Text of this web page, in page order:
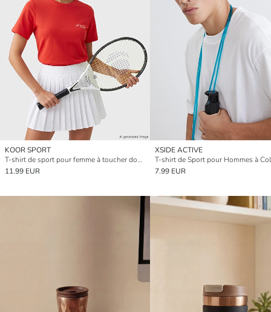
KOOR SPORT
T-shirt de sport pour femme à toucher doux brodé
11.99 EUR
XSIDE ACTIVE
T-shirt de Sport pour Hommes à
7.99 EUR